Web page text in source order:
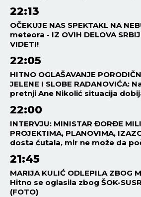
22:13
OČEKUJE NAS SPEKTAKL NA
meteora - IZ OVIH DELOVA
VIDETI!
22:05
HITNO OGLAŠAVANJE
JELENE I SLOBE RADANOVIĆA:
pretnji Ane Nikolić situacija
22:00
INTERVJU: MINISTAR ĐORĐE
PROJEKTIMA, PLANOVIMA,
dosta ćutala, mir ne može da
21:45
MARIJA KULIĆ ODLEPILA ZBOG
Hitno se oglasila zbog ŠOK-
(FOTO)